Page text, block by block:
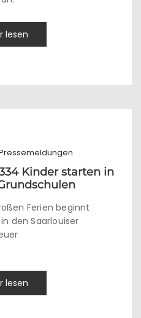
lesen
Kinder starten in
Ferien beginnt
den Saarlouiser
lesen